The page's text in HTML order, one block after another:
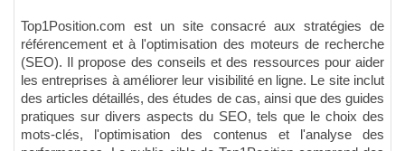
Top1Position.com est un site consacré aux stratégies de
référencement et à l'optimisation des moteurs de recherche
(SEO). Il propose des conseils et des ressources pour aider
les entreprises à améliorer leur visibilité en ligne. Le site inclut
des articles détaillés, des études de cas, ainsi que des guides
pratiques sur divers aspects du SEO, tels que le choix des
mots-clés, l'optimisation des contenus et l'analyse des